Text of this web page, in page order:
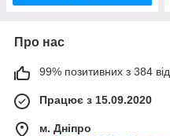
Про нас
99% позитивних з 384
Працює з 15.09.2020
м. Дніпро